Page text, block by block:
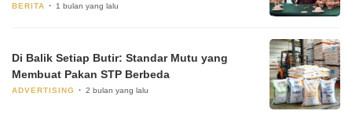
BERITA 1 bulan yang lalu
Di Balik Setiap Butir: Standar Mutu yang
Membuat Pakan STP Berbeda
ADVERTISING 2 bulan yang lalu